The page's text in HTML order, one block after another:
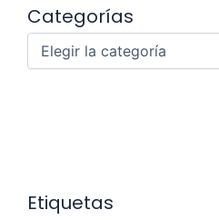
g
a
Categorías
Categorías
Etiquetas